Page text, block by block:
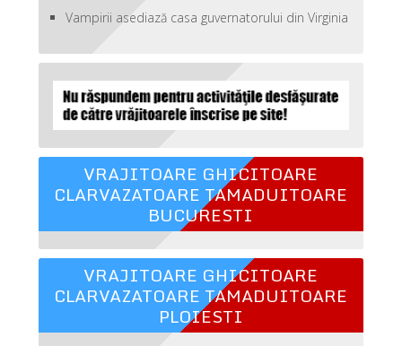
Vampirii asediază casa guvernatorului din Virginia
VRAJITOARE GHICITOARE
CLARVAZATOARE TAMADUITOARE
BUCURESTI
VRAJITOARE GHICITOARE
CLARVAZATOARE TAMADUITOARE
PLOIESTI